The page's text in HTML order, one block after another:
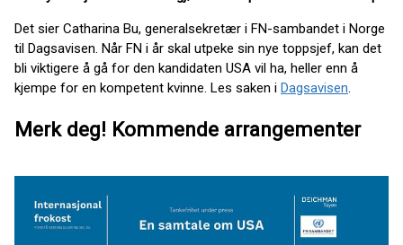
Det sier Catharina Bu, generalsekretær i FN-sambandet i Norge
til Dagsavisen. Når FN i år skal utpeke sin nye toppsjef, kan det
bli viktigere å gå for den kandidaten USA vil ha, heller enn å
kjempe for en kompetent kvinne. Les saken i Dagsavisen.
Merk deg! Kommende arrangementer